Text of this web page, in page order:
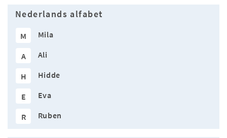
Nederlands alfabet
M Mila
A Ali
H Hidde
E Eva
R Ruben